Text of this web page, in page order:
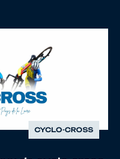
ROBINET
CYCLO-CROSS